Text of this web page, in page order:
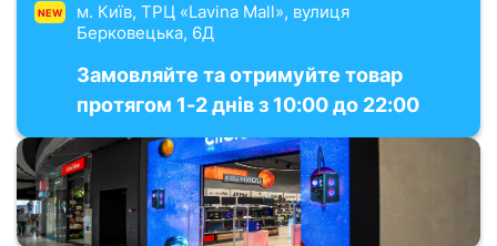
NEW
м. Київ, ТРЦ «Lavina Mall», вулиця
Берковецька, 6Д
Замовляйте та отримуйте товар
протягом 1-2 днів з 10:00 до 22:00